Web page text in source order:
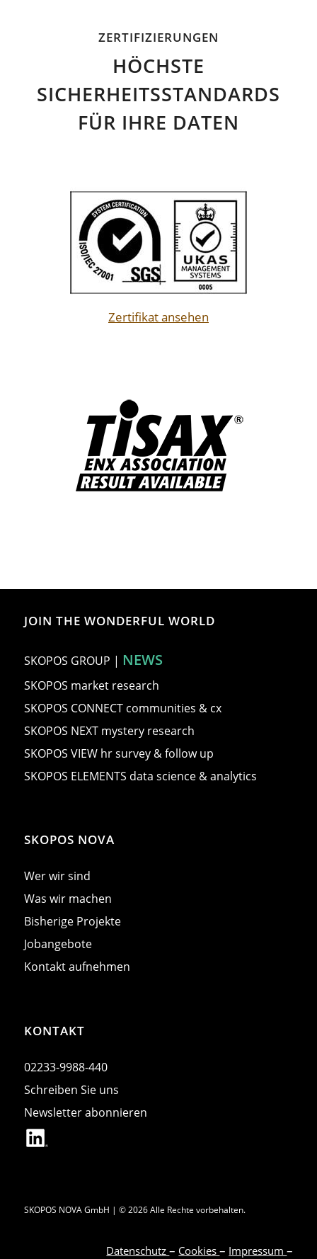
ZERTIFIZIERUNGEN
HÖCHSTE
SICHERHEITSSTANDARDS
FÜR IHRE DATEN
Zertifikat ansehen
JOIN THE WONDERFUL WORLD
SKOPOS GROUP | NEWS
SKOPOS market research
SKOPOS CONNECT communities & cx
SKOPOS NEXT mystery research
SKOPOS VIEW hr survey & follow up
SKOPOS ELEMENTS data science & analytics
SKOPOS NOVA
Wer wir sind
Was wir machen
Bisherige Projekte
Jobangebote
Kontakt aufnehmen
KONTAKT
02233-9988-440
Schreiben Sie uns
Newsletter abonnieren
SKO­POS NOVA GmbH | © 2026 Alle Rech­te vor­be­hal­ten.
Datenschutz– Cookies– Impressum–